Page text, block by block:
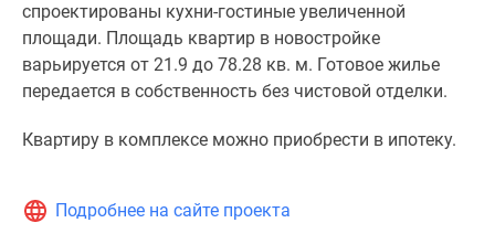
спроектированы кухни-гостиные увеличенной
площади. Площадь квартир в новостройке
варьируется от 21.9 до 78.28 кв. м. Готовое жилье
передается в собственность без чистовой отделки.
Квартиру в комплексе можно приобрести в ипотеку.
Подробнее на сайте проекта